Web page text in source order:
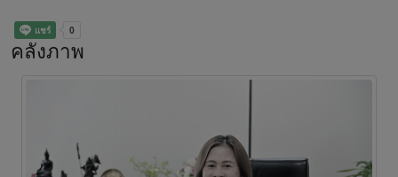
คลังภาพ